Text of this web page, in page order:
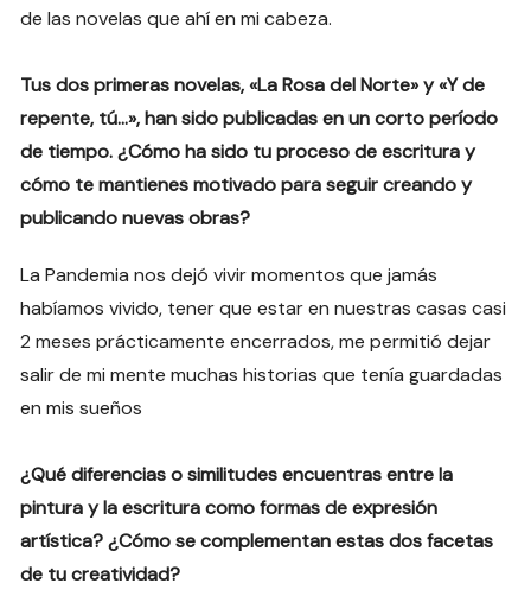
de las novelas que ahí en mi cabeza.
Tus dos primeras novelas, «La Rosa del Norte» y «Y de
repente, tú…», han sido publicadas en un corto período
de tiempo. ¿Cómo ha sido tu proceso de escritura y
cómo te mantienes motivado para seguir creando y
publicando nuevas obras?
La Pandemia nos dejó vivir momentos que jamás
habíamos vivido, tener que estar en nuestras casas casi
2 meses prácticamente encerrados, me permitió dejar
salir de mi mente muchas historias que tenía guardadas
en mis sueños
¿Qué diferencias o similitudes encuentras entre la
pintura y la escritura como formas de expresión
artística? ¿Cómo se complementan estas dos facetas
de tu creatividad?